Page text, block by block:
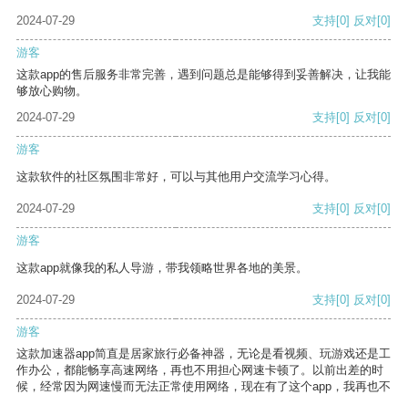
2024-07-29 支持[0] 反对[0]
游客
这款app的售后服务非常完善，遇到问题总是能够得到妥善解决，让我能
够放心购物。
2024-07-29
支持[0] 反对[0]
游客
这款软件的社区氛围非常好，可以与其他用户交流学习心得。
2024-07-29 支持[0] 反对[0]
游客
这款app就像我的私人导游，带我领略世界各地的美景。
2024-07-29 支持[0] 反对[0]
游客
这款加速器app简直是居家旅行必备神器，无论是看视频、玩游戏还是工
作办公，都能畅享高速网络，再也不用担心网速卡顿了。以前出差的时
候，经常因为网速慢而无法正常使用网络，现在有了这个app，我再也不